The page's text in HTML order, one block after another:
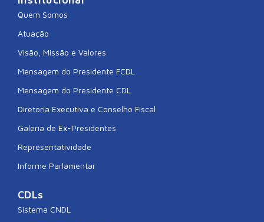
Quem Somos
Atuação
Visão, Missão e Valores
Mensagem do Presidente FCDL
Mensagem do Presidente CDL
Diretoria Executiva e Conselho Fiscal
Galeria de Ex-Presidentes
Representatividade
Informe Parlamentar
CDLs
Sistema CNDL